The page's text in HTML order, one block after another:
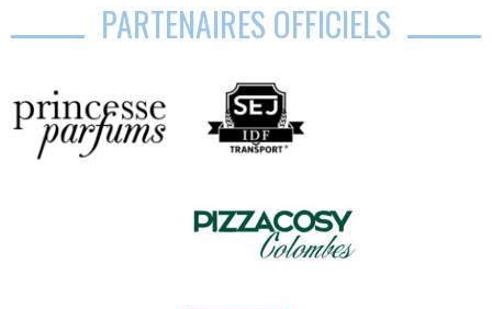
PARTENAIRES OFFICIELS